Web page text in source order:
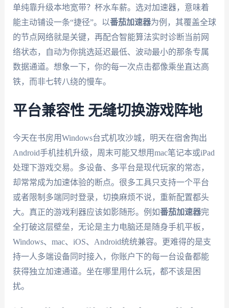
单纯靠升级本地宽带？杯水车薪。选对加速器，意味着
能主动铺设一条“捷径”。以番茄加速器为例，其覆盖全球
的节点网络就是关键，再配合智能算法实时诊断当前网
络状态，自动为你挑选延迟最低、波动最小的那条专属
数据通道。想象一下，你的每一次点击都像乘坐直达高
铁，而非七转八绕的慢车。
平台兼容性 无缝切换游戏阵地
今天在书房用Windows台式机攻沙城，明天在宿舍掏出
Android手机挂机升级，周末可能又想用mac笔记本或iPad
处理下游戏交易。多设备、多平台是现代玩家的常态，
却常常成为加速体验的断点。很多工具只支持一个平台
或者限制多端同时登录，切换麻烦不说，重新配置都头
大。真正的游戏利器应该如影随形。例如番茄加速器完
全打破这层壁垒，无论是主力电脑还是随身手机平板，
Windows、mac、iOS、Android统统兼容。更难得的是支
持一人多端设备同时接入，你账户下的每一台设备都能
获得独立加速通道。坐在哪里用什么玩，都不该是困
扰。